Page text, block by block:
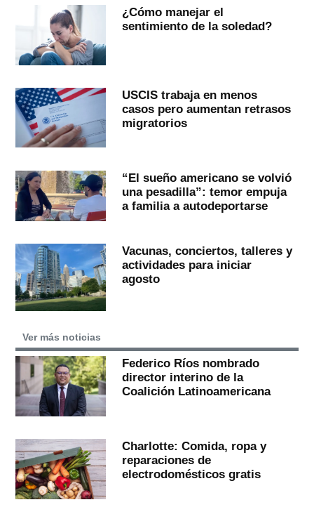
¿Cómo manejar el
sentimiento de la soledad?
USCIS trabaja en menos
casos pero aumentan retrasos
migratorios
“El sueño americano se volvió
una pesadilla”: temor empuja
a familia a autodeportarse
Vacunas, conciertos, talleres y
actividades para iniciar
agosto
Ver más noticias
Federico Ríos nombrado
director interino de la
Coalición Latinoamericana
Charlotte: Comida, ropa y
reparaciones de
electrodomésticos gratis